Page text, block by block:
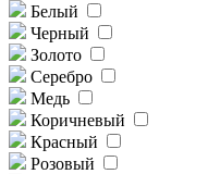
Белый
Черный
Золото
Серебро
Медь
Коричневый
Красный
Розовый